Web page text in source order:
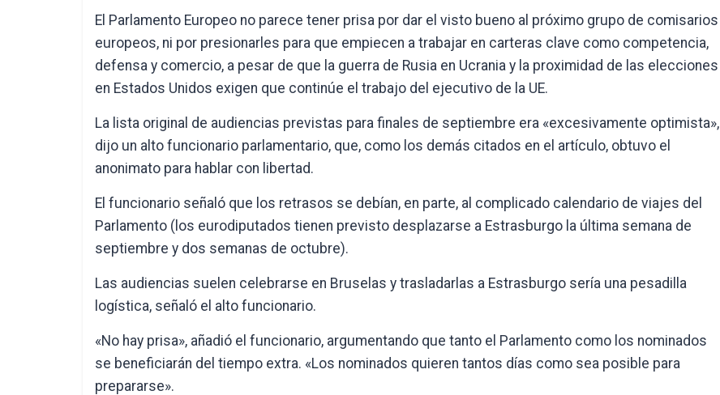
El Parlamento Europeo no parece tener prisa por dar el visto bueno al próximo grupo de comisarios
europeos, ni por presionarles para que empiecen a trabajar en carteras clave como competencia,
defensa y comercio, a pesar de que la guerra de Rusia en Ucrania y la proximidad de las elecciones
en Estados Unidos exigen que continúe el trabajo del ejecutivo de la UE.
La lista original de audiencias previstas para finales de septiembre era «excesivamente optimista»,
dijo un alto funcionario parlamentario, que, como los demás citados en el artículo, obtuvo el
anonimato para hablar con libertad.
El funcionario señaló que los retrasos se debían, en parte, al complicado calendario de viajes del
Parlamento (los eurodiputados tienen previsto desplazarse a Estrasburgo la última semana de
septiembre y dos semanas de octubre).
Las audiencias suelen celebrarse en Bruselas y trasladarlas a Estrasburgo sería una pesadilla
logística, señaló el alto funcionario.
«No hay prisa», añadió el funcionario, argumentando que tanto el Parlamento como los nominados
se beneficiarán del tiempo extra. «Los nominados quieren tantos días como sea posible para
prepararse».